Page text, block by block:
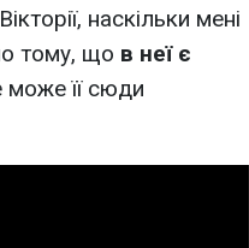
наскільки мені
тому, що в неї є
може її сюди